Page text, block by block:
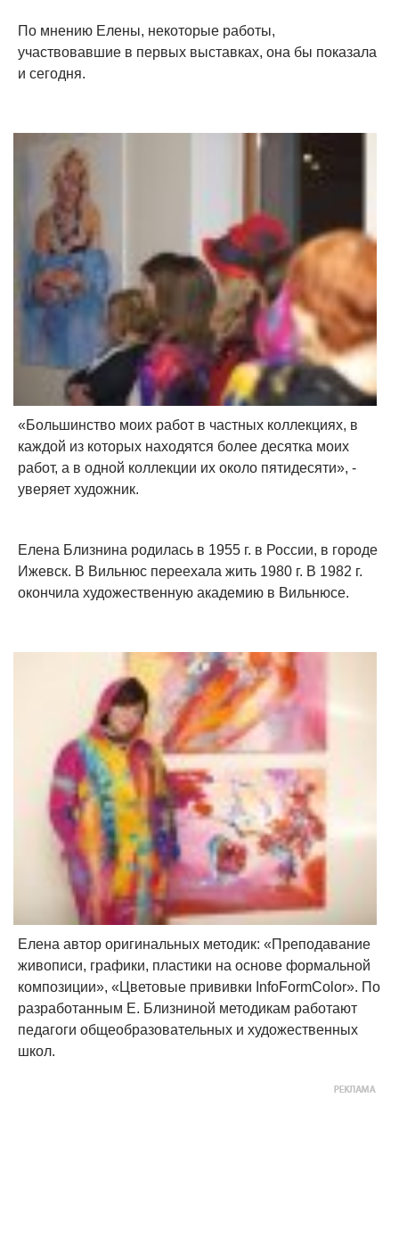
По мнению Елены, некоторые работы,
участвовавшие в первых выставках, она бы показала
и сегодня.
«Большинство моих работ в частных коллекциях, в
каждой из которых находятся более десятка моих
работ, а в одной коллекции их около пятидесяти», -
уверяет художник.
Елена Близнина родилась в 1955 г. в России, в городе
Ижевск. В Вильнюс переехала жить 1980 г. В 1982 г.
окончила художественную академию в Вильнюсе.
Елена автор оригинальных методик: «Преподавание
живописи, графики, пластики на основе формальной
композиции», «Цветовые прививки InfoFormColor». По
разработанным Е. Близниной методикам работают
педагоги общеобразовательных и художественных
школ.